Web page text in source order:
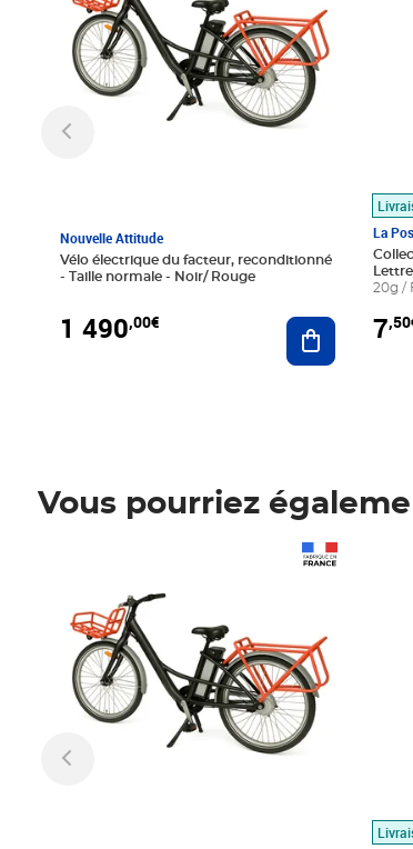
Nouvelle Attitude
Vélo électrique du facteur, reconditionné
- Taille normale - Noir/ Rouge
1 490,00€ Ajouter au
La
20g /
7
Vous pourriez